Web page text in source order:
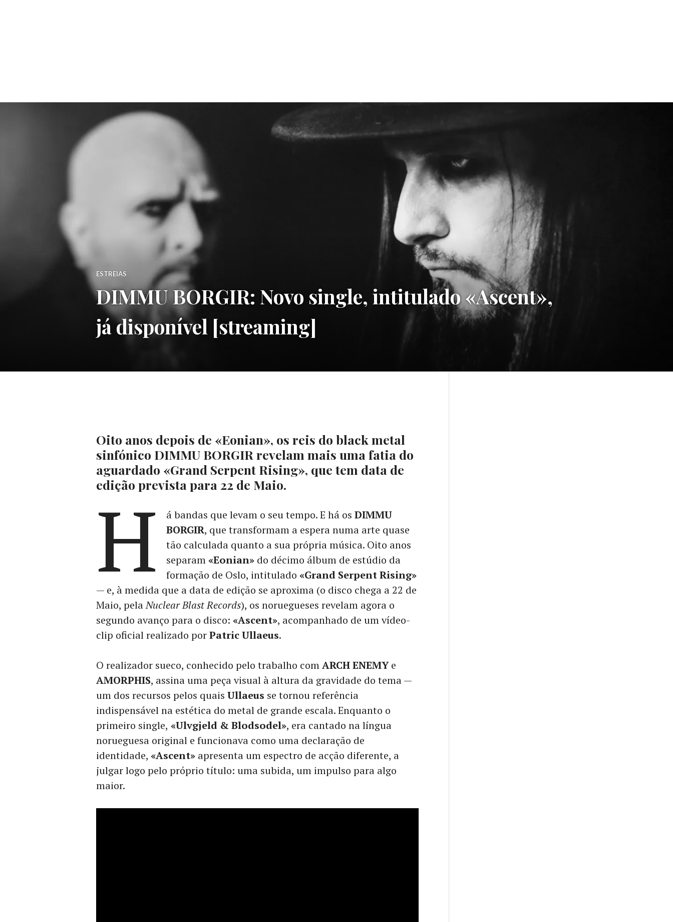
ESTREIAS
DIMMU BORGIR: Novo single, intitulado «Ascent»,
já disponível [streaming]
Oito anos depois de «Eonian», os reis do black metal
sinfónico DIMMU BORGIR revelam mais uma fatia do
aguardado «Grand Serpent Rising», que tem data de
edição prevista para 22 de Maio.
H á bandas que levam o seu tempo. E há os DIMMU
BORGIR, que transformam a espera numa arte quase
tão calculada quanto a sua própria música. Oito anos
separam«Eonian»do décimo álbum de estúdio da
formação de Oslo, intitulado «Grand Serpent Rising»
— e, à medida que a data de edição se aproxima (o disco chega a 22 de
Maio, pelaNuclear Blast Records), os noruegueses revelam agora o
segundo avanço para o disco: «Ascent», acompanhado de um vídeo-
clip oficial realizado porPatric Ullaeus.
O realizador sueco, conhecido pelo trabalho comARCH ENEMYe
AMORPHIS, assina uma peça visual à altura da gravidade do tema —
um dos recursos pelos quais Ullaeus se tornou referência
indispensável na estética do metal de grande escala. Enquanto o
primeiro single, «Ulvgjeld & Blodsodel», era cantado na língua
norueguesa original e funcionava como uma declaração de
identidade, «Ascent» apresenta um espectro de acção diferente, a
julgar logo pelo próprio título: uma subida, um impulso para algo
maior.